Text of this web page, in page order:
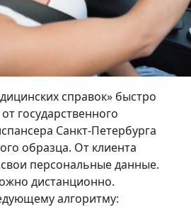
справок» быстро
государственного
Санкт-Петербурга
образца. От клиента
свои персональные данные.
дистанционно.
алгоритму: